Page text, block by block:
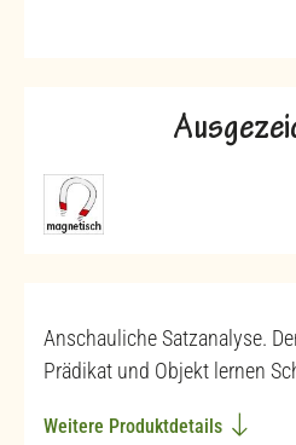
Anschauliche Satzanalyse.
Prädikat und Objekt lernen
Weitere Produktdetails